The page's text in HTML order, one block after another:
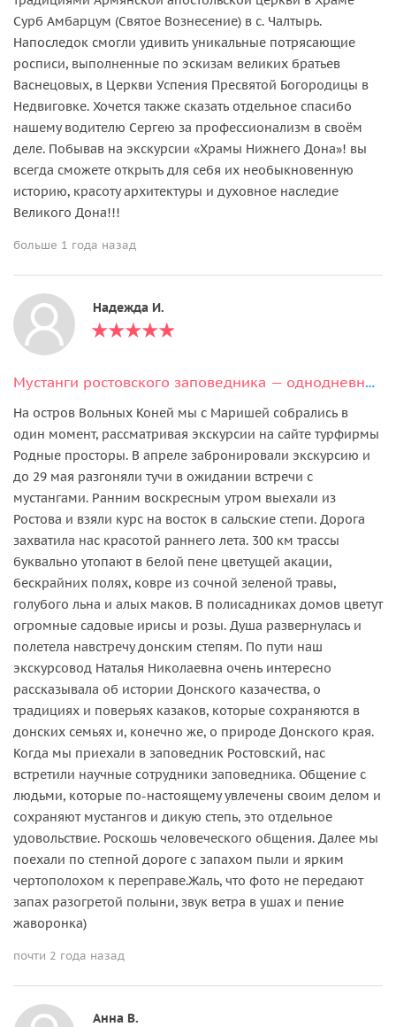
Сурб Амбарцум (Святое Вознесение) в с. Чалтырь.
Напоследок смогли удивить уникальные потрясающие
росписи, выполненные по эскизам великих братьев
Васнецовых, в Церкви Успения Пресвятой Богородицы в
Недвиговке. Хочется также сказать отдельное спасибо
нашему водителю Сергею за профессионализм в своём
деле. Побывав на экскурсии «Храмы Нижнего Дона»! вы
всегда сможете открыть для себя их необыкновенную
историю, красоту архитектуры и духовное наследие
Великого Дона!!!
больше 1 года назад
Надежда И.
Мустанги ростовского заповедника — однодневный тур на остров Вольных Коней
​​​​​​​На остров Вольных Коней мы с Маришей собрались в
один момент, рассматривая экскурсии на сайте турфирмы
Родные просторы. В апреле забронировали экскурсию и
до 29 мая разгоняли тучи в ожидании встречи с
мустангами. Ранним воскресным утром выехали из
Ростова и взяли курс на восток в сальские степи. Дорога
захватила нас красотой раннего лета. 300 км трассы
буквально утопают в белой пене цветущей акации,
бескрайних полях, ковре из сочной зеленой травы,
голубого льна и алых маков. В полисадниках домов цветут
огромные садовые ирисы и розы. Душа развернулась и
полетела навстречу донским степям. По пути наш
экскурсовод Наталья Николаевна очень интересно
рассказывала об истории Донского казачества, о
традициях и поверьях казаков, которые сохраняются в
донских семьях и, конечно же, о природе Донского края.
Когда мы приехали в заповедник Ростовский, нас
встретили научные сотрудники заповедника. Общение с
людьми, которые по-настоящему увлечены своим делом и
сохраняют мустангов и дикую степь, это отдельное
удовольствие. Роскошь человеческого общения. Далее мы
поехали по степной дороге с запахом пыли и ярким
чертополохом к переправе.Жаль, что фото не передают
запах разогретой полыни, звук ветра в ушах и пение
жаворонка)
почти 2 года назад
Анна В.